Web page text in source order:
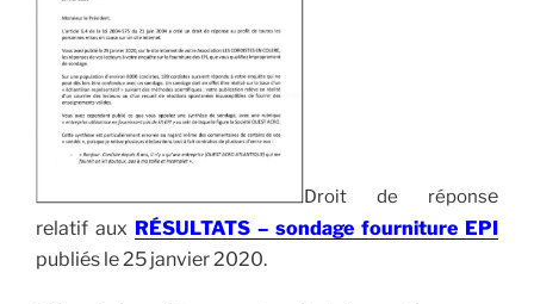
Droit de réponse
relatif aux RÉSULTATS – sondage fourniture EPI
publiés le 25 janvier 2020.